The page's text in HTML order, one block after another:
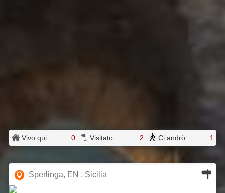
Vivo qui 0 Visitato 2 Ci andrò 1
Sperlinga, EN , Sicilia